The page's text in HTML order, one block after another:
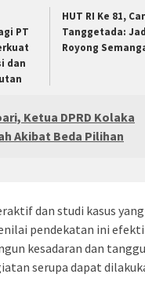
PT
dan
HUT RI Ke 81,
Tanggetada:
Royong
Ketua DPRD Kolaka
Akibat Beda Pilihan
dan studi kasus
pendekatan ini
kesadaran dan
serupa dapat